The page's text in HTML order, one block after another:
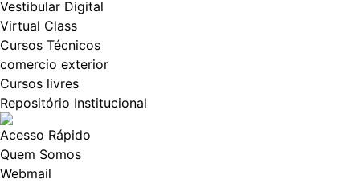
Vestibular Digital
Virtual Class
Cursos Técnicos
comercio exterior
Cursos livres
Repositório Institucional
Acesso Rápido
Quem Somos
Webmail